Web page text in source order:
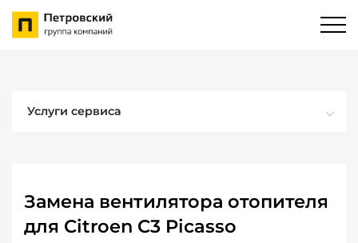
Услуги сервиса
Замена вентилятора отопителя
для Citroen C3 Picasso